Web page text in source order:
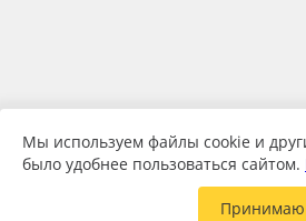
Мы используем файлы cookie и
было удобнее пользоваться сайтом.
Принимаю